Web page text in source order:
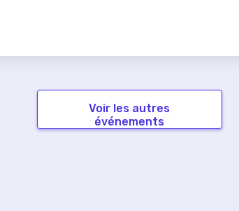
Voir les autres
événements